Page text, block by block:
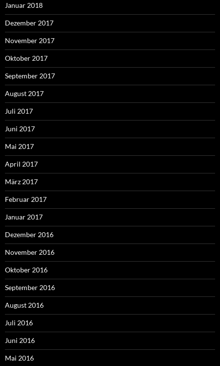
Januar 2018
Dezember 2017
November 2017
Oktober 2017
September 2017
August 2017
Juli 2017
Juni 2017
Mai 2017
April 2017
März 2017
Februar 2017
Januar 2017
Dezember 2016
November 2016
Oktober 2016
September 2016
August 2016
Juli 2016
Juni 2016
Mai 2016